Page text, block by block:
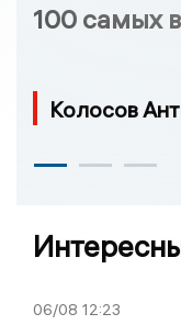
100 самых
Колосов
06/08 12:23